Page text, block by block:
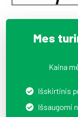
Mes
Kaina
Išskirtinis
Išsaugomi